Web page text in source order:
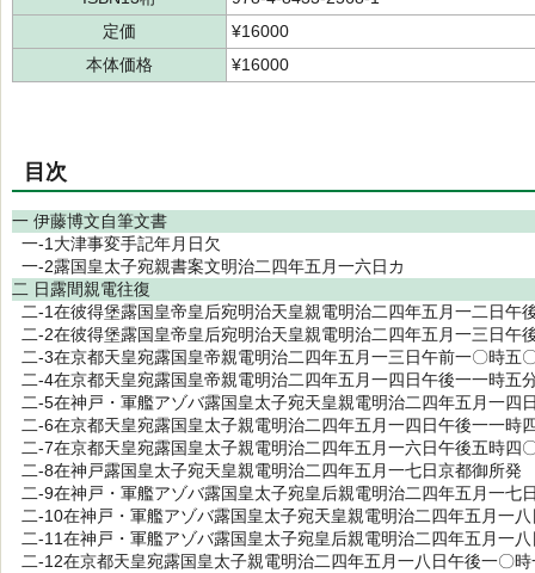
定価
¥16000
本体価格
¥16000
目次
一 伊藤博文自筆文書
一-1大津事変手記年月日欠
一-2露国皇太子宛親書案文明治二四年五月一六日カ
二 日露間親電往復
二-1在彼得堡露国皇帝皇后宛明治天皇親電明治二四年五月一二日午
二-2在彼得堡露国皇帝皇后宛明治天皇親電明治二四年五月一三日午
二-3在京都天皇宛露国皇帝親電明治二四年五月一三日午前一〇時五
二-4在京都天皇宛露国皇帝親電明治二四年五月一四日午後一一時五
二-5在神戸・軍艦アゾバ露国皇太子宛天皇親電明治二四年五月一四
二-6在京都天皇宛露国皇太子親電明治二四年五月一四日午後一一時
二-7在京都天皇宛露国皇太子親電明治二四年五月一六日午後五時四
二-8在神戸露国皇太子宛天皇親電明治二四年五月一七日京都御所発
二-9在神戸・軍艦アゾバ露国皇太子宛皇后親電明治二四年五月一七
二-10在神戸・軍艦アゾバ露国皇太子宛天皇親電明治二四年五月一
二-11在神戸・軍艦アゾバ露国皇太子宛皇后親電明治二四年五月一
二-12在京都天皇宛露国皇太子親電明治二四年五月一八日午後一〇